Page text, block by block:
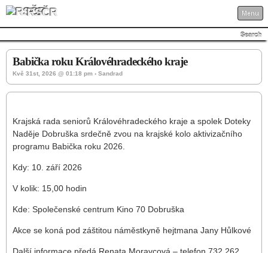
RSČR Menu
Search
Babička roku Královéhradeckého kraje
Kvě 31st, 2026 @ 01:18 pm › Sandrad
Krajská rada seniorů Královéhradeckého kraje a spolek Doteky
Naděje Dobruška srdečně zvou na krajské kolo aktivizačního
programu Babička roku 2026.
Kdy: 10. září 2026
V kolik: 15,00 hodin
Kde: Společenské centrum Kino 70 Dobruška
Akce se koná pod záštitou náměstkyně hejtmana Jany Hůlkové